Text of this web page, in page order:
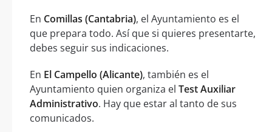
En Comillas (Cantabria), el Ayuntamiento es el
que prepara todo. Así que si quieres presentarte,
debes seguir sus indicaciones.
En El Campello (Alicante), también es el
Ayuntamiento quien organiza el Test Auxiliar
Administrativo. Hay que estar al tanto de sus
comunicados.